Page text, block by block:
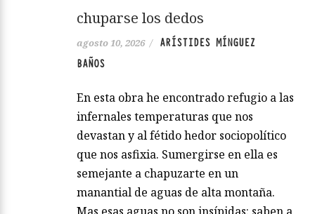
chuparse los dedos
agosto 10, 2026 /
ARÍSTIDES MÍNGUEZ
BAÑOS
En esta obra he encontrado refugio a las
infernales temperaturas que nos
devastan y al fétido hedor sociopolítico
que nos asfixia. Sumergirse en ella es
semejante a chapuzarte en un
manantial de aguas de alta montaña.